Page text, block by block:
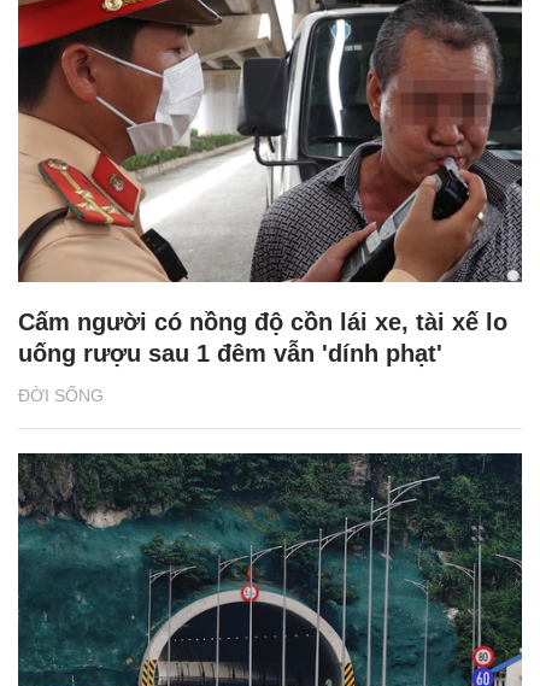
ĐỜI SỐNG
Cấm người có nồng độ cồn lái xe, tài xế lo
uống rượu sau 1 đêm vẫn 'dính phạt'